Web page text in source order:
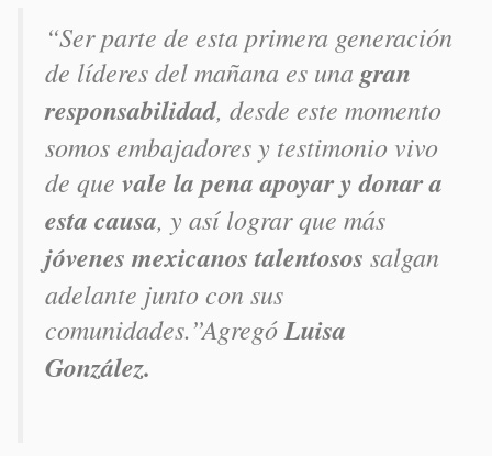
“Ser parte de esta primera generación
de líderes del mañana es unagran
responsabilidad, desde este momento
somos embajadores y testimonio vivo
de que vale la pena apoyar y donar a
esta causa, y así lograr que más
jóvenes mexicanos talentosos salgan
adelante junto con sus
comunidades.”AgregóLuisa
González.